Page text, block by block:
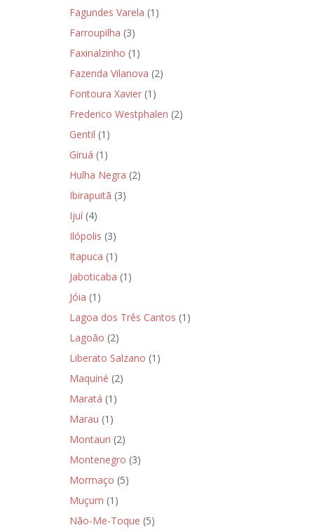
Fagundes Varela (1)
Farroupilha (3)
Faxinalzinho (1)
Fazenda Vilanova (2)
Fontoura Xavier (1)
Frederico Westphalen (2)
Gentil (1)
Giruá (1)
Hulha Negra (2)
Ibirapuitã (3)
Ijuí(4)
Ilópolis (3)
Itapuca (1)
Jaboticaba (1)
Jóia (1)
Lagoa dos Três Cantos (1)
Lagoão (2)
Liberato Salzano (1)
Maquiné (2)
Maratá (1)
Marau (1)
Montauri (2)
Montenegro (3)
Mormaço (5)
Muçum (1)
Não-Me-Toque (5)